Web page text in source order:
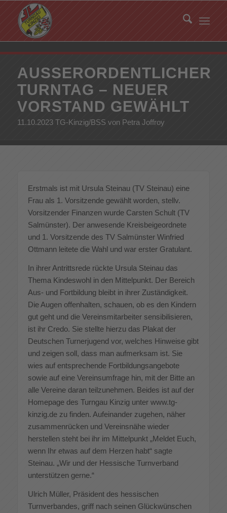
AUSSERORDENTLICHER T
URNTAG – NEUER V
ORSTAND GEWÄHLT
11.10.2023 TG-Kinzig/BSS von Petra Joffroy
Erstmals ist mit Ursula Steinau (TV Steinau) eine
Frau als 1. Vorsitzende gewählt worden, stellv.
Vorsitzender Finanzen wurde Carsten Schult (TV
Salmünster). Der anwesende Kreisbeigeordnete
und 1. Vorsitzende des TV Salmünster Winfried
Ottmann leitete die Wahl und war erster Gratulant.
In ihrer Antrittsrede rückte Ursula Steinau das
Thema Kindeswohl in den Mittelpunkt. Der Bereich
Aus- und Fortbildung bleibt in ihrer Zuständigkeit.
Die Augen offenhalten, schauen, ob es den Kindern
gut geht und die Vereinsmitarbeiter sensibilisieren,
ist ihr Credo. Sie stellte hierzu das Plakat der
Deutschen Turnerjugend vor, welches Hinweise gibt
und zeigen soll, dass man aufmerksam ist. Sie
wies auf entsprechende Fortbildungsangebote
sowie auf eine Vereinsumfrage hin, mit der Bitte an
alle Vereine daran teilzunehmen. Beides ist auf der
Homepage des Turngau Kinzig unter www.tg-
kinzig.de zu finden. Aufeinander zugehen, näher
zusammenrücken und Vereinsnähe wieder
herstellen steht bei ihr im Mittelpunkt „Meldet Euch,
wenn Ihr etwas auf dem Herzen habt“ sagte
Steinau. „Wir und der Hessische Turnverband
unterstützen gerne.“
Ulrich Müller, Präsident des hessischen
Turnverbandes, griff nach seinen Glückwünschen